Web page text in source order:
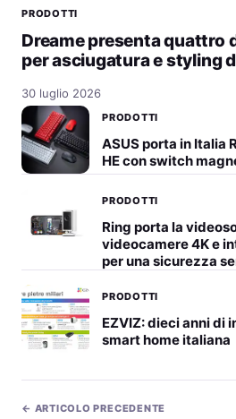
PRODOTTI
Dreame presenta quattro
per asciugatura e styling
30 luglio 2026
PRODOTTI
ASUS porta in Italia
HE con switch
PRODOTTI
Ring porta la
videocamere 4K e
per una sicurezza
PRODOTTI
EZVIZ: dieci anni di
smart home italiana
← ARTICOLO PRECEDENTE